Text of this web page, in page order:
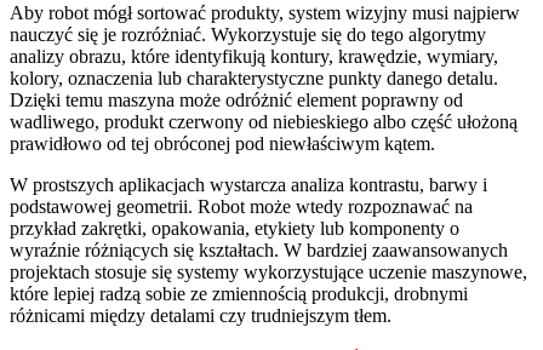
Aby robot mógł sortować produkty, system wizyjny musi najpierw
nauczyć się je rozróżniać. Wykorzystuje się do tego algorytmy
analizy obrazu, które identyfikują kontury, krawędzie, wymiary,
kolory, oznaczenia lub charakterystyczne punkty danego detalu.
Dzięki temu maszyna może odróżnić element poprawny od
wadliwego, produkt czerwony od niebieskiego albo część ułożoną
prawidłowo od tej obróconej pod niewłaściwym kątem.
W prostszych aplikacjach wystarcza analiza kontrastu, barwy i
podstawowej geometrii. Robot może wtedy rozpoznawać na
przykład zakrętki, opakowania, etykiety lub komponenty o
wyraźnie różniących się kształtach. W bardziej zaawansowanych
projektach stosuje się systemy wykorzystujące uczenie maszynowe,
które lepiej radzą sobie ze zmiennością produkcji, drobnymi
różnicami między detalami czy trudniejszym tłem.